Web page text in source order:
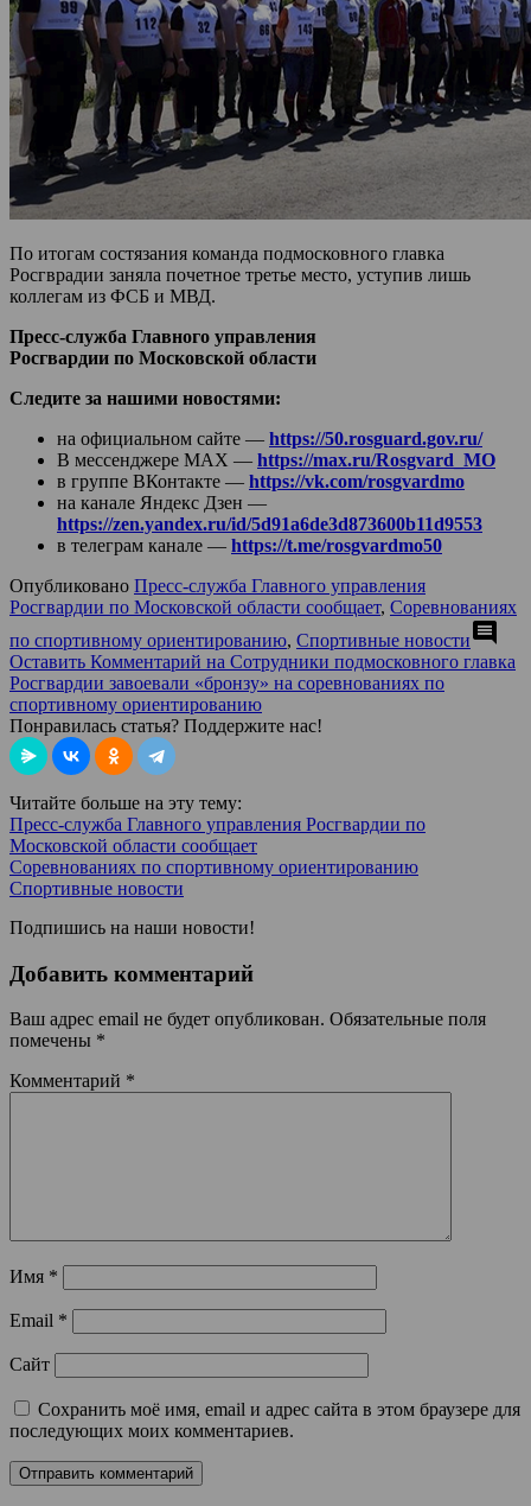
По итогам состязания команда подмосковного главка
Росгврадии заняла почетное третье место, уступив лишь
коллегам из ФСБ и МВД.
Пресс-служба Главного управления
Росгвардии по Московской области
Следите за нашими новостями:
на официальном сайте — https://50.rosguard.gov.ru/
В мессенджере МАХ — https://max.ru/Rosgvard_MO
в группе ВКонтакте — https://vk.com/rosgvardmo
на канале Яндекс Дзен —
https://zen.yandex.ru/id/5d91a6de3d873600b11d9553
в телеграм канале — https://t.me/rosgvardmo50
Опубликовано Пресс-служба Главного управления
Росгвардии по Московской области сообщает, Соревнованиях
по спортивному ориентированию, Спортивные новостиcomment
Оставить Комментарий на Сотрудники подмосковного главка
Росгвардии завоевали «бронзу» на соревнованиях по
спортивному ориентированию
Понравилась статья? Поддержите нас!
Читайте больше на эту тему:
Пресс-служба Главного управления Росгвардии по
Московской области сообщает
Соревнованиях по спортивному ориентированию
Спортивные новости
Подпишись на наши новости!
Добавить комментарий
Ваш адрес email не будет опубликован. Обязательные поля
помечены *
Комментарий *
Имя *
Email *
Сайт
Сохранить моё имя, email и адрес сайта в этом браузере для
последующих моих комментариев.